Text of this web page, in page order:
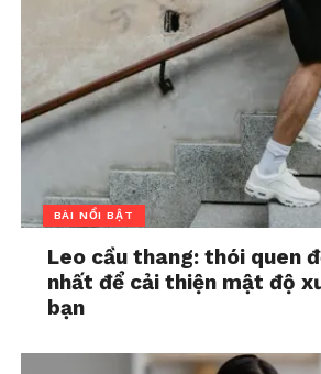
BÀI NỔI BẬT
Leo cầu thang: thói quen
nhất để cải thiện mật độ
bạn